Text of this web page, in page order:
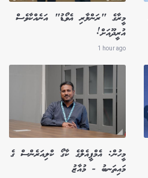
މީރާގެ "ރަންލާރި އެވޯޑު" އަނެއްކާވެސް
އުރީދޫއަށް!
1 hour ago
މީހުން: އެމްޕީއެލްގެ ކާގޯ ކްލިއަރެންސް ގެ
މައިތަނބު - މުއާޒު